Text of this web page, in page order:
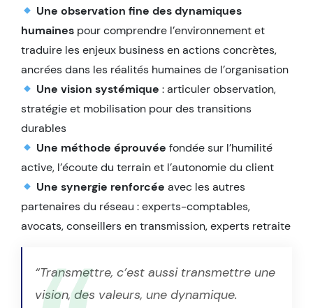
Une observation fine des dynamiques
humaines pour comprendre l’environnement et
traduire les enjeux business en actions concrètes,
ancrées dans les réalités humaines de l’organisation
Une vision systémique : articuler observation,
stratégie et mobilisation pour des transitions
durables
Une méthode éprouvée fondée sur l’humilité
active, l’écoute du terrain et l’autonomie du client
Une synergie renforcée avec les autres
partenaires du réseau : experts-comptables,
avocats, conseillers en transmission, experts retraite
“Transmettre, c’est aussi transmettre une
vision, des valeurs, une dynamique.